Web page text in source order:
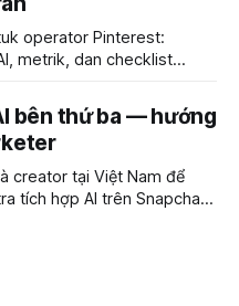
operator Pinterest:
metrik, dan checklist
bên thứ ba — hướng
creator tại Việt Nam để
tích hợp AI trên Snapchat